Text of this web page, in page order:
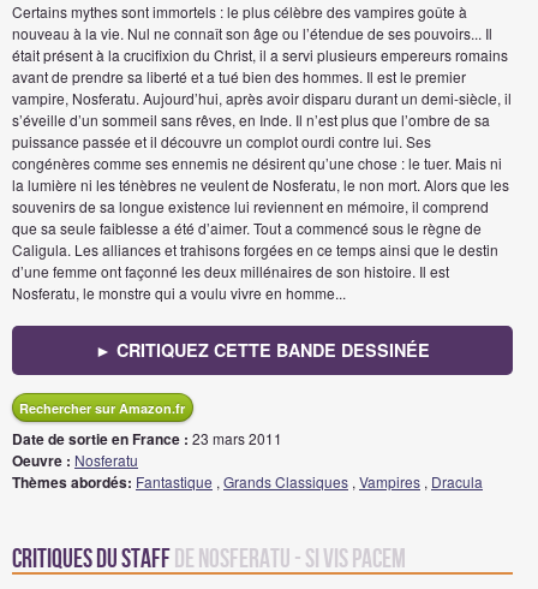
Certains mythes sont immortels : le plus célèbre des vampires goûte à
nouveau à la vie. Nul ne connaît son âge ou l’étendue de ses pouvoirs... Il
était présent à la crucifixion du Christ, il a servi plusieurs empereurs romains
avant de prendre sa liberté et a tué bien des hommes. Il est le premier
vampire, Nosferatu. Aujourd’hui, après avoir disparu durant un demi-siècle, il
s’éveille d’un sommeil sans rêves, en Inde. Il n’est plus que l’ombre de sa
puissance passée et il découvre un complot ourdi contre lui. Ses
congénères comme ses ennemis ne désirent qu’une chose : le tuer. Mais ni
la lumière ni les ténèbres ne veulent de Nosferatu, le non mort. Alors que les
souvenirs de sa longue existence lui reviennent en mémoire, il comprend
que sa seule faiblesse a été d’aimer. Tout a commencé sous le règne de
Caligula. Les alliances et trahisons forgées en ce temps ainsi que le destin
d’une femme ont façonné les deux millénaires de son histoire. Il est
Nosferatu, le monstre qui a voulu vivre en homme...
► CRITIQUEZ CETTE BANDE DESSINÉE
Rechercher sur Amazon.fr
Date de sortie en France : 23 mars 2011
Oeuvre : Nosferatu
Thèmes abordés: Fantastique , Grands Classiques , Vampires , Dracula
Critiques du staffde Nosferatu - Si Vis Pacem